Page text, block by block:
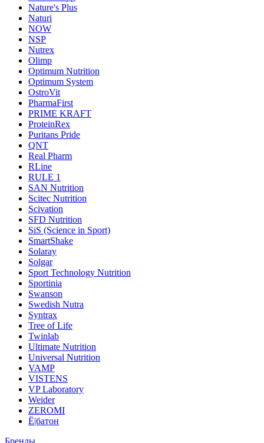
Nature's Plus
Naturi
NOW
NSP
Nutrex
Olimp
Optimum Nutrition
Optimum System
OstroVit
PharmaFirst
PRIME KRAFT
ProteinRex
Puritans Pride
QNT
Real Pharm
RLine
RULE 1
SAN Nutrition
Scitec Nutrition
Scivation
SFD Nutrition
SiS (Science in Sport)
SmartShake
Solaray
Solgar
Sport Technology Nutrition
Sportinia
Swanson
Swedish Nutra
Syntrax
Tree of Life
Twinlab
Ultimate Nutrition
Universal Nutrition
VAMP
VISTENS
VP Laboratory
Weider
ZEROMI
Ё|батон
Бренды